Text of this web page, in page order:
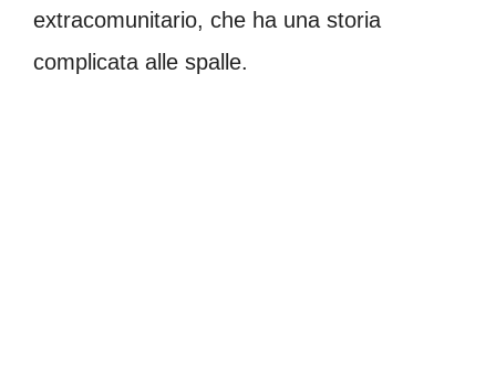
extracomunitario, che ha una storia
complicata alle spalle.